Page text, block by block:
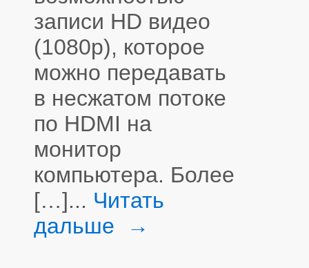
записи HD видео
(1080p), которое
можно передавать
в несжатом потоке
по HDMI на
монитор
компьютера. Более
[…]... Читать
дальше →